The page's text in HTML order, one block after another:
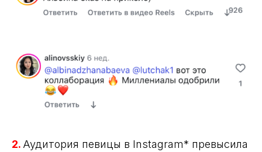
2. Аудитория певицы в Instagram* превысила